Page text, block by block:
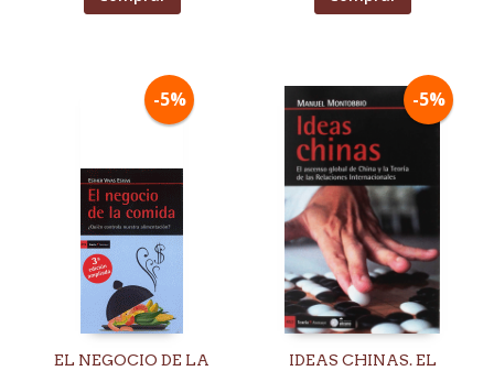
-5%
EL NEGOCIO DE LA
-5%
IDEAS CHINAS. EL